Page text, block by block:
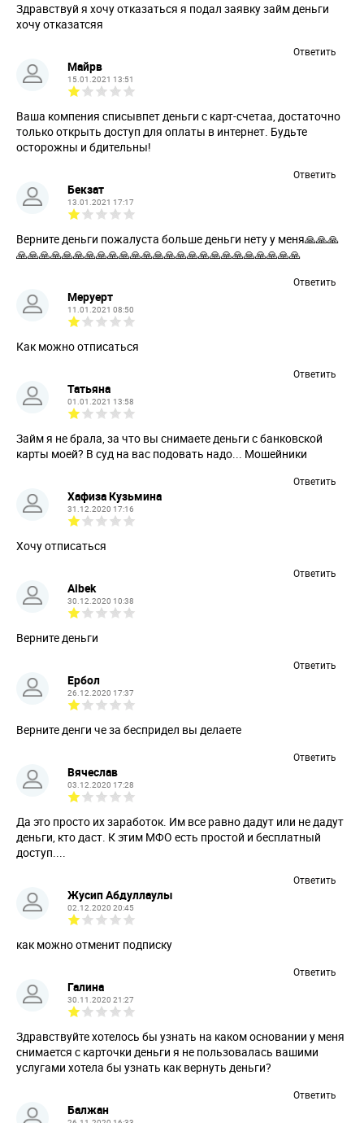
Здравствуй я хочу отказаться я подал заявку займ деньги
хочу отказатсяя
Ответить
Майрв
15.01.2021 13:51
Ваша компения списывпет деньги с карт-счетаа, достаточно
только открыть доступ для оплаты в интернет. Будьте
осторожны и бдительны!
Ответить
Бекзат
13.01.2021 17:17
Верните деньги пожалуста больше деньги нету у меня🙏🙏🙏
🙏🙏🙏🙏🙏🙏🙏🙏🙏🙏🙏🙏🙏🙏🙏🙏🙏🙏🙏🙏🙏🙏🙏🙏🙏
Ответить
Меруерт
11.01.2021 08:50
Как можно отписаться
Ответить
Татьяна
01.01.2021 13:58
Займ я не брала, за что вы снимаете деньги с банковской
карты моей? В суд на вас подовать надо... Мошейники
Ответить
Хафиза Кузьмина
31.12.2020 17:16
Хочу отписаться
Ответить
Aibek
30.12.2020 10:38
Верните деньги
Ответить
Ербол
26.12.2020 17:37
Верните денги че за беспридел вы делаете
Ответить
Вячеслав
03.12.2020 17:28
Да это просто их заработок. Им все равно дадут или не дадут
деньги, кто даст. К этим МФО есть простой и бесплатный
доступ....
Ответить
Жусип Абдуллаулы
02.12.2020 20:45
как можно отменит подписку
Ответить
Галина
30.11.2020 21:27
Здравствуйте хотелось бы узнать на каком основании у меня
снимается с карточки деньги я не пользовалась вашими
услугами хотела бы узнать как вернуть деньги?
Ответить
Балжан